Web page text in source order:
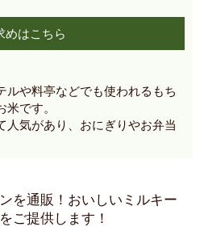
めはこちら
ルや料亭などでも使われるもち
です。
人気があり、おにぎりやお弁当
を通販！おいしいミルキー
ご提供します！